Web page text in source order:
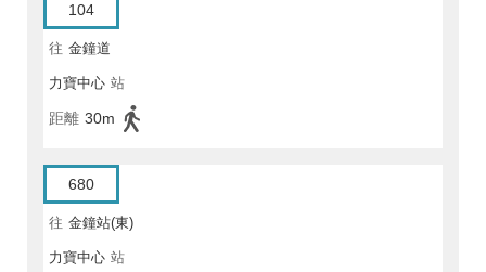
104
往 金鐘道
力寶中心 站
距離 30m
680
往 金鐘站(東)
力寶中心 站